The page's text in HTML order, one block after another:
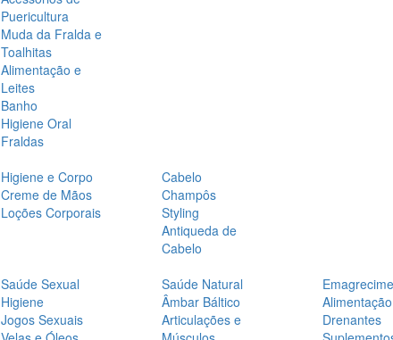
Puericultura
Muda da Fralda e
Toalhitas
Alimentação e
Leites
Banho
Higiene Oral
Fraldas
Higiene e Corpo
Creme de Mãos
Loções Corporais
Cabelo
Champôs
Styling
Antiqueda de
Cabelo
Saúde Sexual
Higiene
Jogos Sexuais
Saúde Natural
Âmbar Báltico
Articulações e
Alimentação
Drenantes